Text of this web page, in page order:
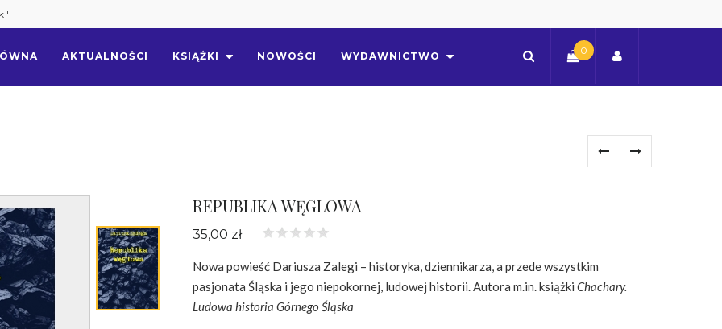
0
AKTUALNOŚCI KSIĄŻKI NOWOŚCI WYDAWNICTWO
REPUBLIKA WĘGLOWA
35,00 zł
Nowa powieść Dariusza Zalegi – historyka, dziennikarza, a przede wszystkim
pasjonata Śląska i jego niepokornej, ludowej historii. Autora m.in. książki Chachary.
Ludowa historia Górnego Śląska